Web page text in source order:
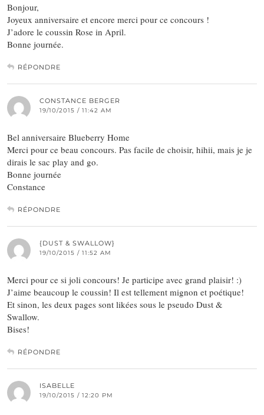
Bonjour,
Joyeux anniversaire et encore merci pour ce concours !
J’adore le coussin Rose in April.
Bonne journée.
RÉPONDRE
CONSTANCE BERGER
19/10/2015 / 11:42 AM
Bel anniversaire Blueberry Home
Merci pour ce beau concours. Pas facile de choisir, hihii, mais je je
dirais le sac play and go.
Bonne journée
Constance
RÉPONDRE
{DUST & SWALLOW}
19/10/2015 / 11:52 AM
Merci pour ce si joli concours! Je participe avec grand plaisir! :)
J’aime beaucoup le coussin! Il est tellement mignon et poétique!
Et sinon, les deux pages sont likées sous le pseudo Dust &
Swallow.
Bises!
RÉPONDRE
ISABELLE
19/10/2015 / 12:20 PM